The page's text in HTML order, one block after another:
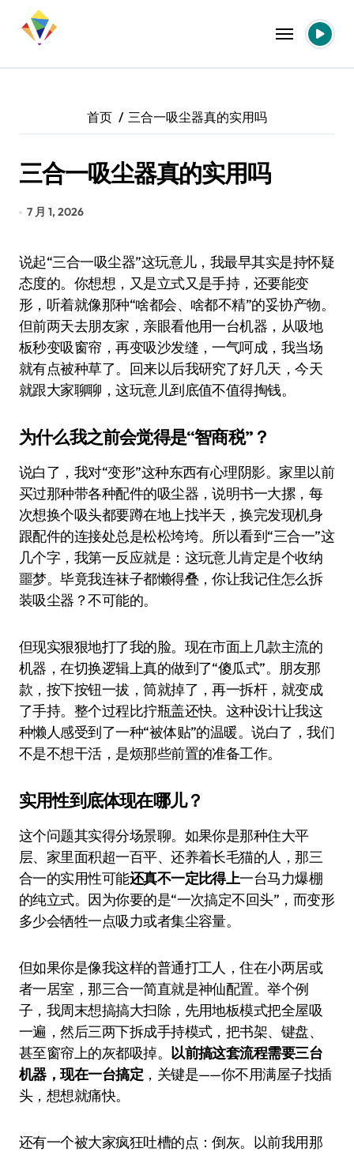
首页 三合一吸尘器真的实用吗
三合一吸尘器真的实用吗
7 月 1, 2026
说起“三合一吸尘器”这玩意儿，我最早其实是持怀疑
态度的。你想想，又是立式又是手持，还要能变
形，听着就像那种“啥都会、啥都不精”的妥协产物。
但前两天去朋友家，亲眼看他用一台机器，从吸地
板秒变吸窗帘，再变吸沙发缝，一气呵成，我当场
就有点被种草了。回来以后我研究了好几天，今天
就跟大家聊聊，这玩意儿到底值不值得掏钱。
为什么我之前会觉得是“智商税”？
说白了，我对“变形”这种东西有心理阴影。家里以前
买过那种带各种配件的吸尘器，说明书一大摞，每
次想换个吸头都要蹲在地上找半天，换完发现机身
跟配件的连接处总是松松垮垮。所以看到“三合一”这
几个字，我第一反应就是：这玩意儿肯定是个收纳
噩梦。毕竟我连袜子都懒得叠，你让我记住怎么拆
装吸尘器？不可能的。
但现实狠狠地打了我的脸。现在市面上几款主流的
机器，在切换逻辑上真的做到了“傻瓜式”。朋友那
款，按下按钮一拔，筒就掉了，再一拆杆，就变成
了手持。整个过程比拧瓶盖还快。这种设计让我这
种懒人感受到了一种“被体贴”的温暖。说白了，我们
不是不想干活，是烦那些前置的准备工作。
实用性到底体现在哪儿？
这个问题其实得分场景聊。如果你是那种住大平
层、家里面积超一百平、还养着长毛猫的人，那三
合一的实用性可能还真不一定比得上一台马力爆棚
的纯立式。因为你要的是“一次搞定不回头”，而变形
多少会牺牲一点吸力或者集尘容量。
但如果你是像我这样的普通打工人，住在小两居或
者一居室，那三合一简直就是神仙配置。举个例
子，我周末想搞搞大扫除，先用地板模式把全屋吸
一遍，然后三两下拆成手持模式，把书架、键盘、
甚至窗帘上的灰都吸掉。 以前搞这套流程需要三台
机器，现在一台搞定 ，关键是——你不用满屋子找插
头，想想就痛快。
还有一个被大家疯狂吐槽的点：倒灰。以前我用那